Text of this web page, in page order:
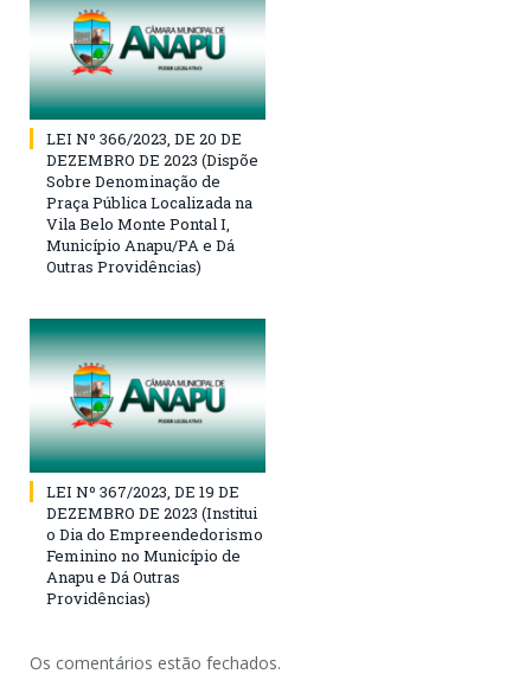
LEI Nº 366/2023, DE 20 DE
DEZEMBRO DE 2023 (Dispõe
Sobre Denominação de
Praça Pública Localizada na
Vila Belo Monte Pontal I,
Município Anapu/PA e Dá
Outras Providências)
LEI Nº 367/2023, DE 19 DE
DEZEMBRO DE 2023 (Institui
o Dia do Empreendedorismo
Feminino no Município de
Anapu e Dá Outras
Providências)
Os comentários estão fechados.